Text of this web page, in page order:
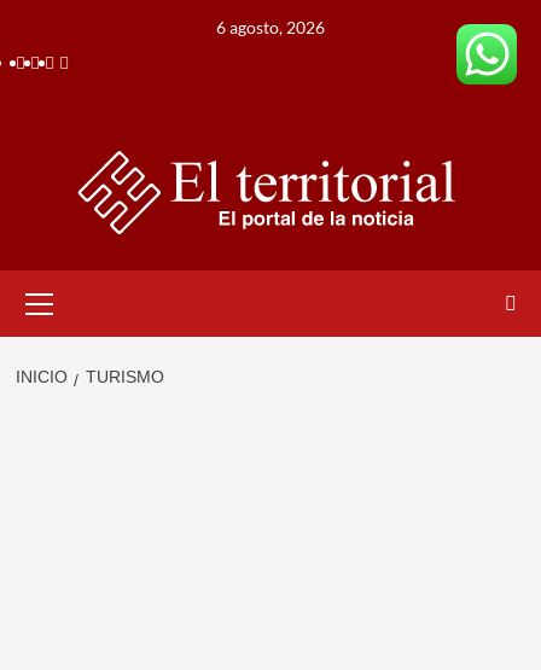
contenido
6 agosto, 2026
Facebook
Instagram
Twitter
Youtube
primario
INICIO TURISMO